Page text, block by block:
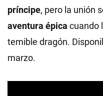
príncipe, pero la unión
aventura épica cuando
temible dragón.
marzo.